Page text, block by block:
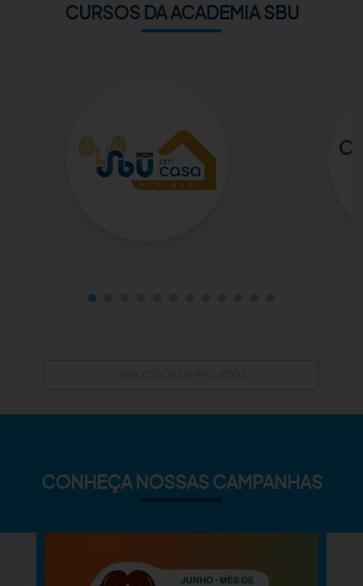
CURSOS DA ACADEMIA SBU
CONHEÇA NOSSAS CAMPANHAS